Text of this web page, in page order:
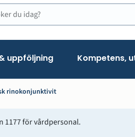
uppföljning Kompetens,
rinokonjunktivit
1177 för vårdpersonal.